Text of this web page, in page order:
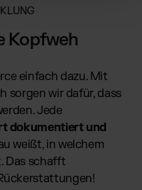
Kopfweh
einfach dazu. Mit
sorgen wir dafür, dass
Jede
dokumentiert und
weißt, in welchem
Das schafft